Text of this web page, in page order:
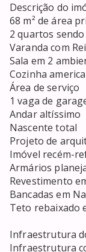
Descrição do
68 m² de área
2 quartos
Varanda com
Sala em 2
Cozinha
Área de serviço
1 vaga de
Andar altíssimo
Nascente total
Projeto de
Imóvel recém-
Armários
Revestimento
Bancadas em
Teto rebaixado
Infraestrutura
Infraestrutura